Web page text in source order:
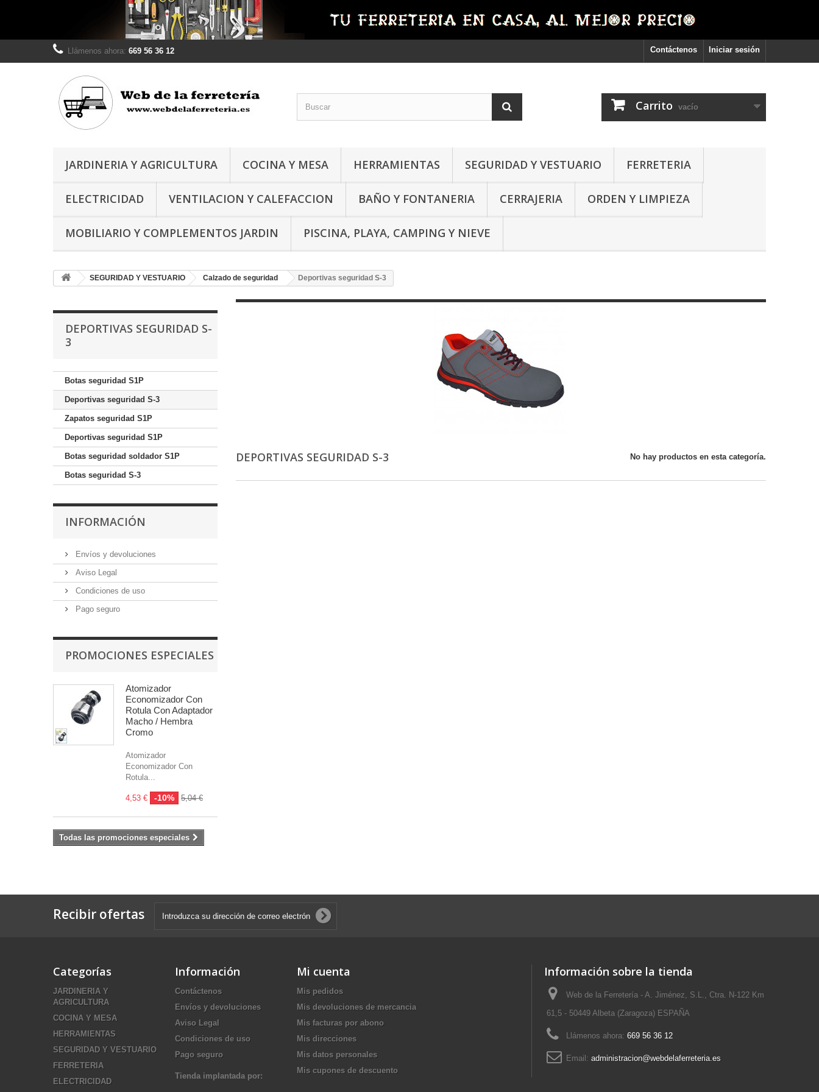
Iniciar sesión
Contáctenos
Llámenos ahora: 669 56 36 12
Carrito vacío
JARDINERIA Y AGRICULTURA COCINA Y MESA HERRAMIENTAS SEGURIDAD Y VESTUARIO FERRETERIA
ELECTRICIDAD VENTILACION Y CALEFACCION BAÑO Y FONTANERIA CERRAJERIA ORDEN Y LIMPIEZA
MOBILIARIO Y COMPLEMENTOS JARDIN PISCINA, PLAYA, CAMPING Y NIEVE
SEGURIDAD Y VESTUARIO Calzado de seguridad Deportivas seguridad S-3
DEPORTIVAS SEGURIDAD S-
3
Botas seguridad S1P
Deportivas seguridad S-3
Zapatos seguridad S1P
Deportivas seguridad S1P
Botas seguridad soldador S1P
Botas seguridad S-3
INFORMACIÓN
Envíos y devoluciones
Aviso Legal
Condiciones de uso
Pago seguro
PROMOCIONES ESPECIALES
Atomizador
Economizador Con
Rotula Con Adaptador
Macho / Hembra
Cromo
Atomizador
Economizador Con
Rotula...
4,53 € -10% 5,04 €
Todas las promociones especiales
DEPORTIVAS SEGURIDAD S-3 No hay productos en esta categoría.
Recibir ofertas
Categorías
JARDINERIA Y
AGRICULTURA
COCINA Y MESA
HERRAMIENTAS
SEGURIDAD Y VESTUARIO
FERRETERIA
ELECTRICIDAD
Información
Contáctenos
Envíos y devoluciones
Aviso Legal
Condiciones de uso
Pago seguro
Tienda implantada por:
Mi cuenta
Mis pedidos
Mis devoluciones de mercancia
Mis facturas por abono
Mis direcciones
Mis datos personales
Mis cupones de descuento
Información sobre la tienda
Web de la Ferretería - A. Jiménez, S.L., Ctra. N-122 Km
61,5 - 50449 Albeta (Zaragoza) ESPAÑA
Llámenos ahora: 669 56 36 12
Email: administracion@webdelaferreteria.es